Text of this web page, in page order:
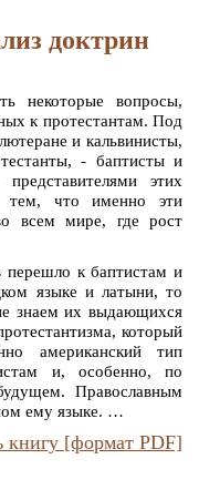
доктрин
некоторые вопросы,
к протестантам. Под
и кальвинисты,
- баптисты и
этих
тем, что именно эти
всем мире, где рост
перешло к баптистам и
языке и латыни, то
знаем их выдающихся
который
американский тип
и, особенно, по
Православным
ему языке. …
книгу [формат PDF]